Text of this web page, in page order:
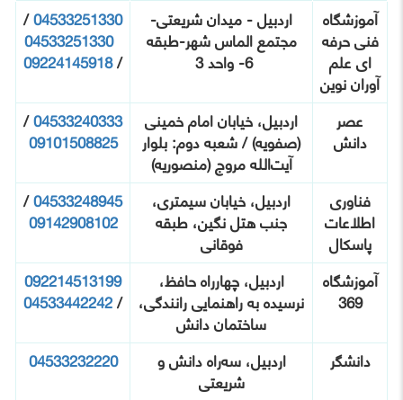
آموزشگاه
فنی حرفه
ای علم
آوران نوین
اردبیل - میدان شریعتی-
مجتمع الماس شهر-طبقه
6- واحد 3
04533251330
/
04533251330
/
09224145918
عصر
دانش
اردبیل، خیابان امام خمینی
(صفویه) / شعبه دوم: بلوار
آیت‌الله مروج (منصوریه)
04533240333
/
09101508825
فناوری
اطلاعات
پاسکال
اردبیل، خیابان سیمتری،
جنب هتل نگین، طبقه
فوقانی
04533248945
/
09142908102
آموزشگاه
369
اردبیل، چهارراه حافظ،
نرسیده به راهنمایی رانندگی،
ساختمان دانش
092214513199
/
04533442242
دانشگر
اردبیل، سه‌راه دانش و
شریعتی
04533232220